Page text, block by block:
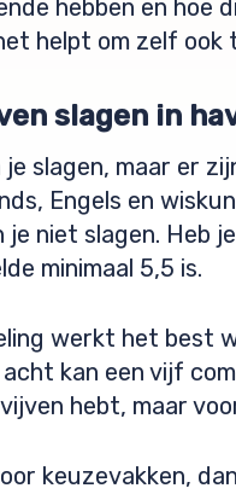
hebben en
helpt om zelf ook
slagen in
slagen, maar er
Engels en
je niet slagen. Heb
minimaal 5,5 is.
werkt het best
kan een vijf
hebt, maar
keuzevakken,